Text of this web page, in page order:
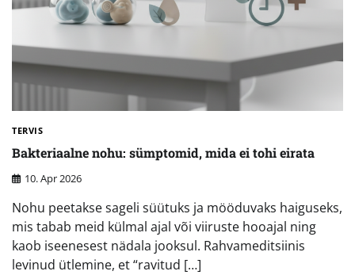
TERVIS
Bakteriaalne nohu: sümptomid, mida ei tohi eirata
10. Apr 2026
Nohu peetakse sageli süütuks ja mööduvaks haiguseks,
mis tabab meid külmal ajal või viiruste hooajal ning
kaob iseenesest nädala jooksul. Rahvameditsiinis
levinud ütlemine, et “ravitud […]